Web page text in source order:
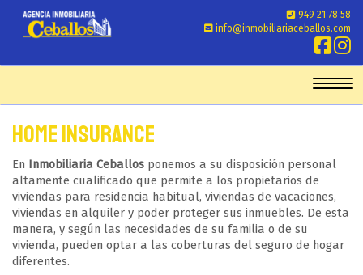
949 21 78 58
info@inmobiliariaceballos.com
Home Insurance
En Inmobiliaria Ceballos ponemos a su disposición personal
altamente cualificado que permite a los propietarios de
viviendas para residencia habitual, viviendas de vacaciones,
viviendas en alquiler y poder proteger sus inmuebles. De esta
manera, y según las necesidades de su familia o de su
vivienda, pueden optar a las coberturas del seguro de hogar
diferentes.